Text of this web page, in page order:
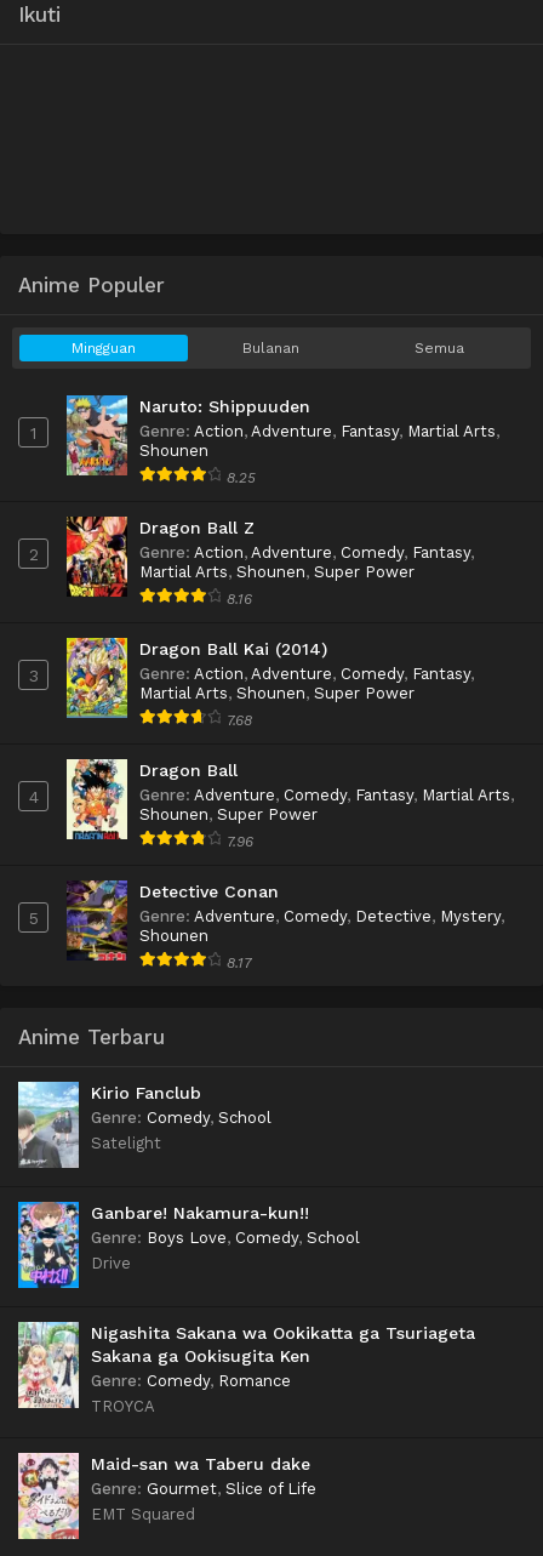
Ikuti
Anime Populer
Mingguan Bulanan Semua
1
Naruto: Shippuuden
Genre: Action, Adventure, Fantasy, Martial Arts,
Shounen
8.25
2
Dragon Ball Z
Genre: Action, Adventure, Comedy, Fantasy,
Martial Arts, Shounen, Super Power
8.16
3
Dragon Ball Kai (2014)
Genre: Action, Adventure, Comedy, Fantasy,
Martial Arts, Shounen, Super Power
7.68
4
Dragon Ball
Genre: Adventure, Comedy, Fantasy, Martial Arts,
Shounen, Super Power
7.96
5
Detective Conan
Genre: Adventure, Comedy, Detective, Mystery,
Shounen
8.17
Anime Terbaru
Kirio Fanclub
Genre: Comedy, School
Satelight
Ganbare! Nakamura-kun!!
Genre: Boys Love, Comedy, School
Drive
Nigashita Sakana wa Ookikatta ga Tsuriageta
Sakana ga Ookisugita Ken
Genre: Comedy, Romance
TROYCA
Maid-san wa Taberu dake
Genre: Gourmet, Slice of Life
EMT Squared